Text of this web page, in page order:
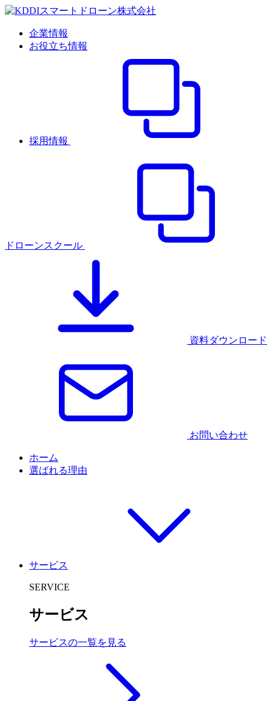
企業情報
お役立ち情報
採用情報
ドローンスクール
資料ダウンロード
お問い合わせ
ホーム
選ばれる理由
サービス
SERVICE
サービス
サービスの一覧を見る